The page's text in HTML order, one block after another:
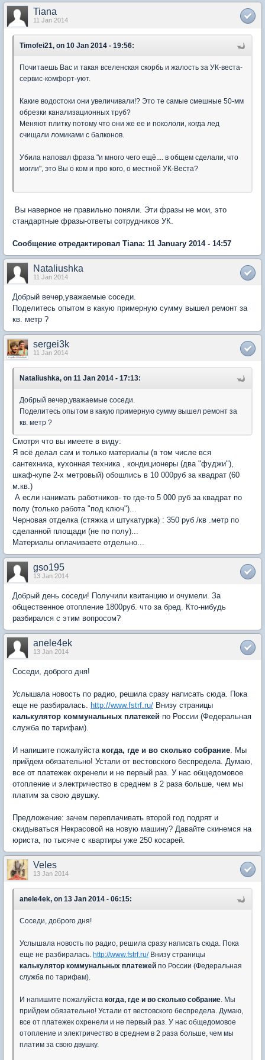
Tiana
11 Jan 2014
Timofei21, on 10 Jan 2014 - 19:56:
Почитаешь Вас и такая вселенская скорбь и жалость за УК-веста-
сервис-комфорт-уют.
Какие водостоки они увеличивали!? Это те самые смешные 50-мм
обрезки канализационных труб?
Меняют плитку потому что они же ее и покололи, когда лед
счищали ломиками с балконов.
Убила наповал фраза "и много чего ещё.... в общем сделали, что
могли", это Вы о ком и про кого, о местной УК-Веста?
Вы наверное не правильно поняли. Эти фразы не мои, это
стандартные фразы-ответы сотрудников УК.
Сообщение отредактировал Tiana: 11 January 2014 - 14:57
Nataliushka
11 Jan 2014
Добрый вечер,уважаемые соседи.
Поделитесь опытом в какую примерную сумму вышел ремонт за
кв. метр ?
sergei3k
11 Jan 2014
Nataliushka, on 11 Jan 2014 - 17:13:
Добрый вечер,уважаемые соседи.
Поделитесь опытом в какую примерную сумму вышел ремонт за
кв. метр ?
Смотря что вы имеете в виду:
Я всё делал сам и только материалы (в том числе вся
сантехника, кухонная техника , кондиционеры (два "фуджи"),
шкаф-купе 2-х метровый) обошлись в 10 000руб за квадрат (60
м.кв.)
А если нанимать работников- то где-то 5 000 руб за квадрат по
полу (только работа "под ключ")...
Черновая отделка (стяжка и штукатурка) : 350 руб /кв .метр по
сделанной площади (не по полу)...
Материалы оплачиваете отдельно...
gso195
13 Jan 2014
Добрый день соседи! Получили квитанцию и очумели. За
общественное отопление 1800руб. что за бред. Кто-нибудь
разбирался с этим вопросом?
anele4ek
13 Jan 2014
Соседи, доброго дня!
Услышала новость по радио, решила сразу написать сюда. Пока
еще не разбиралась. http://www.fstrf.ru/ Внизу страницы
калькулятор коммунальных платежей по России (Федеральная
служба по тарифам).
И напишите пожалуйста когда, где и во сколько собрание. Мы
прийдем обязательно! Устали от вестовского беспредела. Думаю,
все от платежек охренели и не первый раз. У нас общедомовое
отопление и электричество в среднем в 2 раза больше, чем мы
платим за свою двушку.
Предложение: зачем переплачивать второй год подрят и
скидываться Некрасовой на новую машину? Давайте скинемся на
юриста, по тысяче с квартиры уже 250 косарей.
Veles
13 Jan 2014
anele4ek, on 13 Jan 2014 - 06:15:
Соседи, доброго дня!
Услышала новость по радио, решила сразу написать сюда. Пока
еще не разбиралась. http://www.fstrf.ru/Внизу страницы
калькулятор коммунальных платежей по России (Федеральная
служба по тарифам).
И напишите пожалуйста когда, где и во сколько собрание. Мы
прийдем обязательно! Устали от вестовского беспредела. Думаю,
все от платежек охренели и не первый раз. У нас общедомовое
отопление и электричество в среднем в 2 раза больше, чем мы
платим за свою двушку.